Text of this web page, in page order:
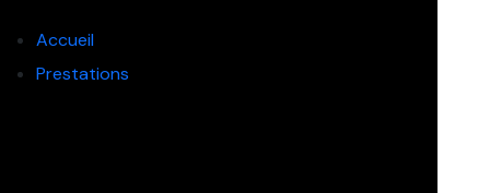
Accueil
Prestations